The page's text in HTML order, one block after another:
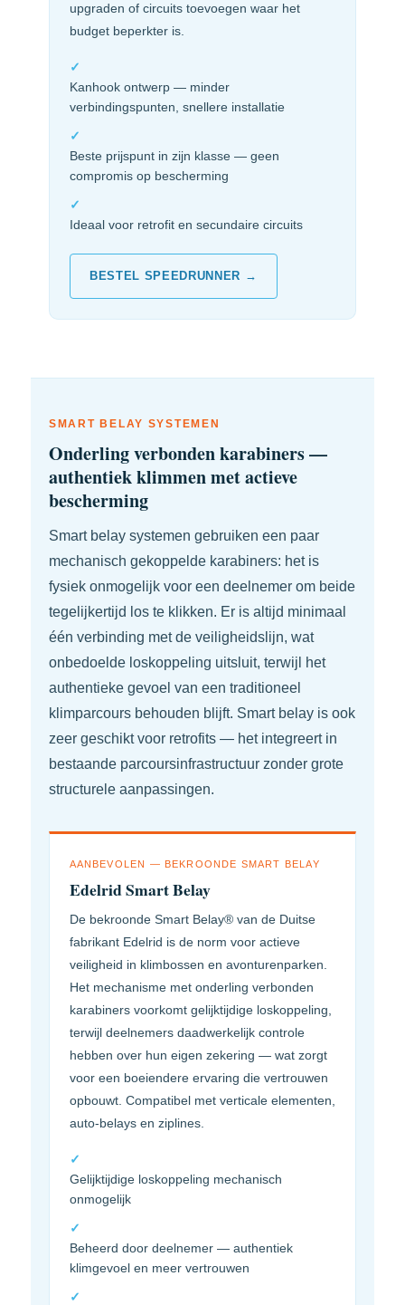
upgraden of circuits toevoegen waar het
budget beperkter is.
✓
Kanhook ontwerp — minder
verbindingspunten, snellere installatie
✓
Beste prijspunt in zijn klasse — geen
compromis op bescherming
✓
Ideaal voor retrofit en secundaire circuits
BESTEL SPEEDRUNNER →
SMART BELAY SYSTEMEN
Onderling verbonden karabiners —
authentiek klimmen met actieve
bescherming
Smart belay systemen gebruiken een paar
mechanisch gekoppelde karabiners: het is
fysiek onmogelijk voor een deelnemer om beide
tegelijkertijd los te klikken. Er is altijd minimaal
één verbinding met de veiligheidslijn, wat
onbedoelde loskoppeling uitsluit, terwijl het
authentieke gevoel van een traditioneel
klimparcours behouden blijft. Smart belay is ook
zeer geschikt voor retrofits — het integreert in
bestaande parcoursinfrastructuur zonder grote
structurele aanpassingen.
AANBEVOLEN — BEKROONDE SMART BELAY
Edelrid Smart Belay
De bekroonde Smart Belay® van de Duitse
fabrikant Edelrid is de norm voor actieve
veiligheid in klimbossen en avonturenparken.
Het mechanisme met onderling verbonden
karabiners voorkomt gelijktijdige loskoppeling,
terwijl deelnemers daadwerkelijk controle
hebben over hun eigen zekering — wat zorgt
voor een boeiendere ervaring die vertrouwen
opbouwt. Compatibel met verticale elementen,
auto-belays en ziplines.
✓
Gelijktijdige loskoppeling mechanisch
onmogelijk
✓
Beheerd door deelnemer — authentiek
klimgevoel en meer vertrouwen
✓